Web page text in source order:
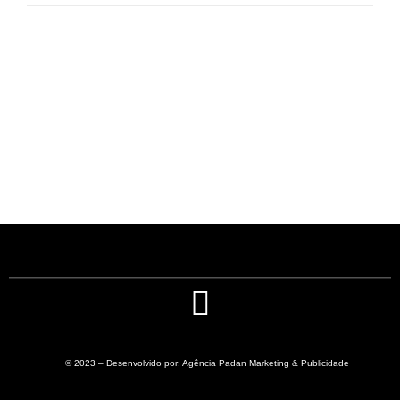
© 2023 – Desenvolvido por: Agência Padan Marketing & Publicidade